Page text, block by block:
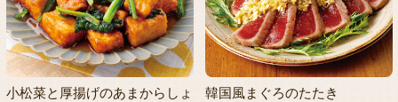
小松菜と厚揚げのあまからしょ
韓国風まぐろのたたき